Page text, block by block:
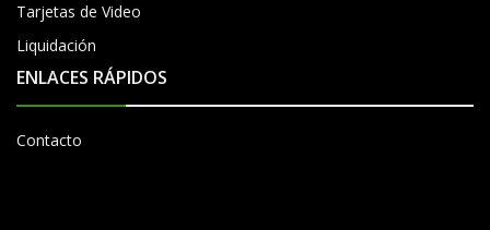
Tarjetas de Video
Liquidación
ENLACES RÁPIDOS
Contacto